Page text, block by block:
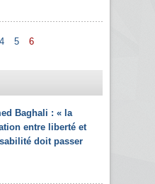
4 5 6
Baghali : « la
entre liberté et
doit passer